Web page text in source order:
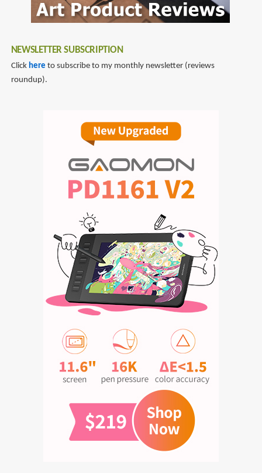
NEWSLETTER SUBSCRIPTION
Click here to subscribe to my monthly newsletter (reviews
roundup).